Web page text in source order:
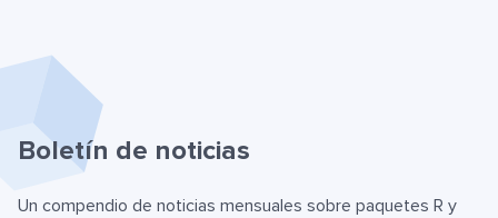
Boletín de noticias
Un compendio de noticias mensuales sobre paquetes R y